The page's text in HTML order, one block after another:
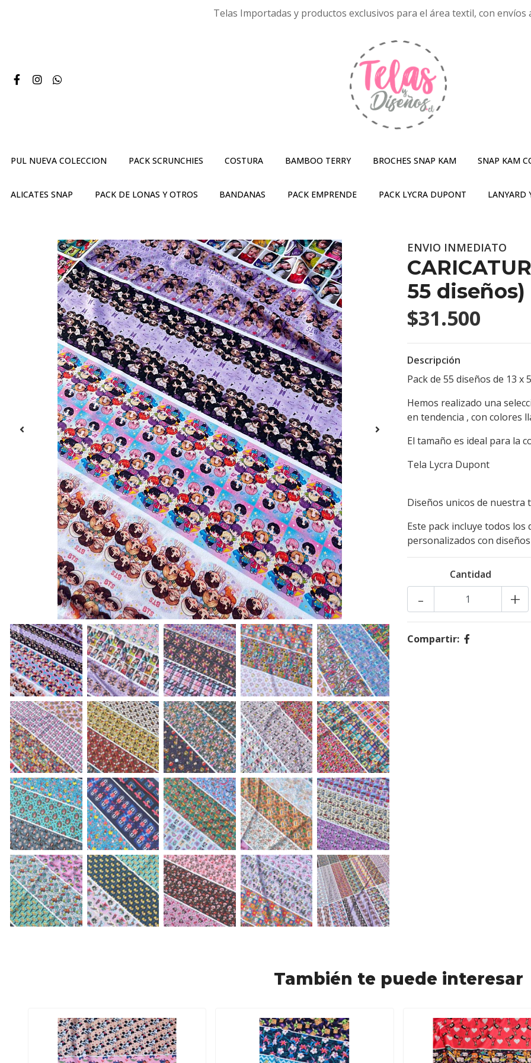
Telas Importadas y productos exclusivos para el área textil, con envíos
PUL NUEVA COLECCION PACK SCRUNCHIES COSTURA BAMBOO TERRY BROCHES SNAP KAM SNAP KAM
ALICATES SNAP PACK DE LONAS Y OTROS BANDANAS PACK EMPRENDE PACK LYCRA DUPONT LANYARD
ENVIO INMEDIATO
55 diseños)
$31.500
Descripción
Pack de 55 diseños de 13 x
Hemos realizado una
en tendencia , con colores
El tamaño es ideal para la
Tela Lycra Dupont
Diseños unicos de nuestra
Este pack incluye todos
personalizados con
Cantidad
+
-
Compartir:
También te puede interesar